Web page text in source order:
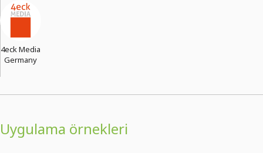
4eck Media
Germany
Uygulama örnekleri